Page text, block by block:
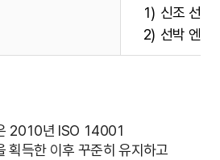
신조 선박
선박 엔진
2010년 ISO 14001
획득한 이후 꾸준히 유지하고